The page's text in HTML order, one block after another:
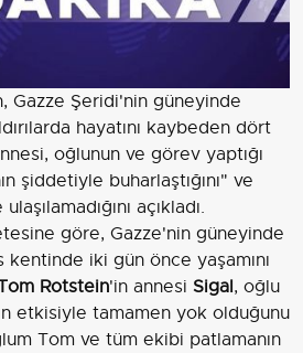
Gazze Şeridi'nin güneyinde
hayatını kaybeden dört
oğlunun ve görev yaptığı
şiddetiyle buharlaştığını" ve
açıkladı.
göre, Gazze'nin güneyinde
kentinde iki gün önce yaşamını
Rotstein'in annesi Sigal, oğlu
etkisiyle tamamen yok olduğunu
Tom ve tüm ekibi patlamanın